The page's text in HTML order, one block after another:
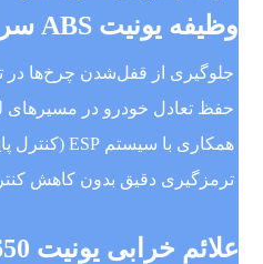
وظیفه یونیت ABS سراتو
جلوگیری از قفل‌شدن چرخ‌ها در
حفظ تعادل خودرو در مسیرهای
همکاری با سیستم ESP (کنترل پایداری الکترونیکی)
ترمزگیری دقیق بدون کاهش
علائم خرابی یونیت 1M650